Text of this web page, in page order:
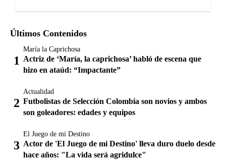
Últimos Contenidos
María la Caprichosa
Actriz de ‘María, la caprichosa’ habló de escena que
hizo en ataúd: “Impactante”
Actualidad
Futbolistas de Selección Colombia son novios y ambos
son goleadores: edades y equipos
El Juego de mi Destino
Actor de 'El Juego de mi Destino' lleva duro duelo desde
hace años: "La vida será agridulce"